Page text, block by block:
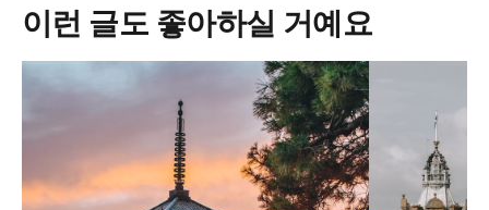
이런 글도 좋아하실 거예요